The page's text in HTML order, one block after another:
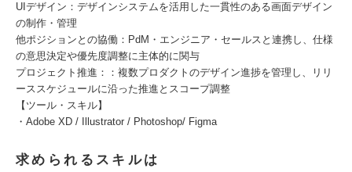
UIデザイン：デザインシステムを活用した一貫性のある画面デザイン
の制作・管理
他ポジションとの協働：PdM・エンジニア・セールスと連携し、仕様
の意思決定や優先度調整に主体的に関与
プロジェクト推進：：複数プロダクトのデザイン進捗を管理し、リリ
ーススケジュールに沿った推進とスコープ調整
【ツール・スキル】
・Adobe XD / Illustrator / Photoshop/ Figma
求められるスキルは